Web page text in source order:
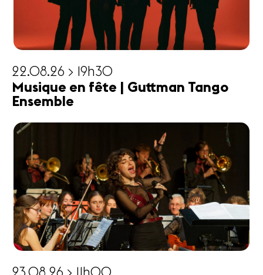
22.08.26 > 19h30
Musique en fête | Guttman Tango
Ensemble